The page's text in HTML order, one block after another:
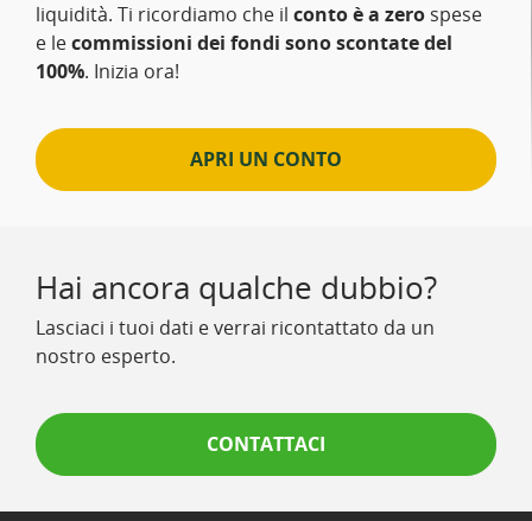
liquidità. Ti ricordiamo che il conto è a zero spese
e lecommissioni dei fondi sono scontate del
100%. Inizia ora!
APRI UN CONTO
Hai ancora qualche dubbio?
Lasciaci i tuoi dati e verrai ricontattato da un
nostro esperto.
CONTATTACI